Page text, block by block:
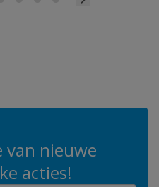
van nieuwe
acties!